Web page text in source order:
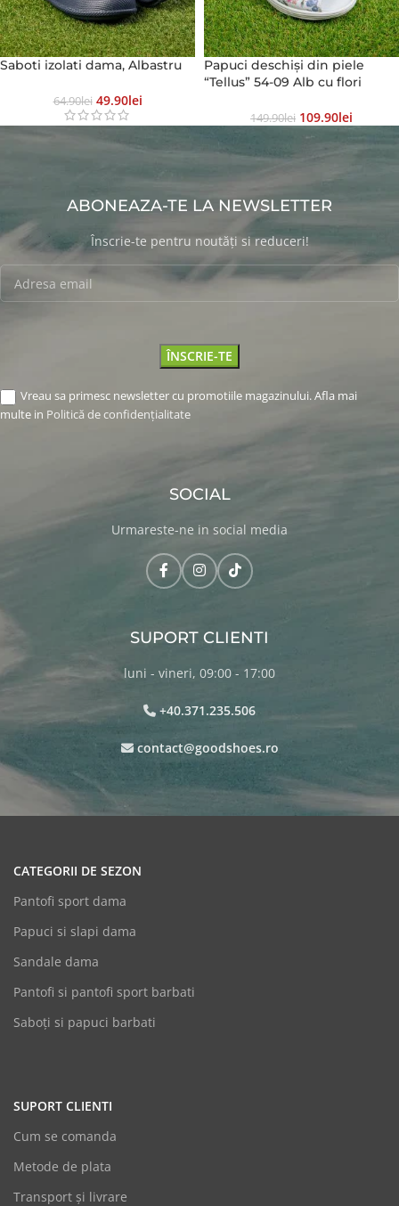
Saboti izolati dama, Albastru
64.90Lei 49.90Lei
Papuci deschiși din piele
“Tellus” 54-09 Alb cu flori
149.90Lei 109.90Lei
ABONEAZA-TE LA NEWSLETTER
Înscrie-te pentru noutăți si reduceri!
Vreau sa primesc newsletter cu promotiile magazinului. Afla mai
multe in Politică de confidențialitate
SOCIAL
Urmareste-ne in social media
SUPORT CLIENTI
luni - vineri, 09:00 - 17:00
+40.371.235.506
contact@goodshoes.ro
CATEGORII DE SEZON
Pantofi sport dama
Papuci si slapi dama
Sandale dama
Pantofi si pantofi sport barbati
Saboți si papuci barbati
SUPORT CLIENTI
Cum se comanda
Metode de plata
Transport și livrare